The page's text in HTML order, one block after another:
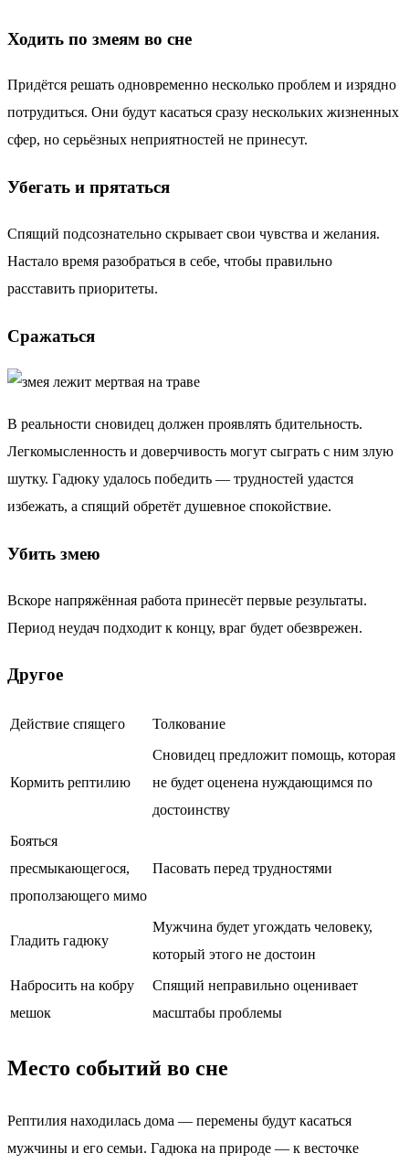
Ходить по змеям во сне
Придётся решать одновременно несколько проблем и изрядно
потрудиться. Они будут касаться сразу нескольких жизненных
сфер, но серьёзных неприятностей не принесут.
Убегать и прятаться
Спящий подсознательно скрывает свои чувства и желания.
Настало время разобраться в себе, чтобы правильно
расставить приоритеты.
Сражаться
В реальности сновидец должен проявлять бдительность.
Легкомысленность и доверчивость могут сыграть с ним злую
шутку. Гадюку удалось победить — трудностей удастся
избежать, а спящий обретёт душевное спокойствие.
Убить змею
Вскоре напряжённая работа принесёт первые результаты.
Период неудач подходит к концу, враг будет обезврежен.
Другое
Действие спящего Толкование
Кормить рептилию
Сновидец предложит помощь, которая
не будет оценена нуждающимся по
достоинству
Бояться
пресмыкающегося,
проползающего мимо
Пасовать перед трудностями
Гладить гадюку
Мужчина будет угождать человеку,
который этого не достоин
Набросить на кобру
мешок
Спящий неправильно оценивает
масштабы проблемы
Место событий во сне
Рептилия находилась дома — перемены будут касаться
мужчины и его семьи. Гадюка на природе — к весточке